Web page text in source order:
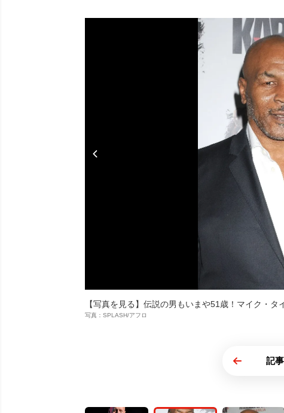
【写真を見る】伝説の男もいまや51歳！マイク・タ
写真：SPLASH/アフロ
記